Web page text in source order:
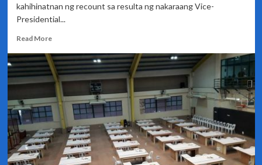
kahihinatnan ng recount sa resulta ng nakaraang Vice-
Presidential...
Read MoreRead
about
Kampo
ni
Vice-
President
Leni
Robredo
hindi
nababahala
sa